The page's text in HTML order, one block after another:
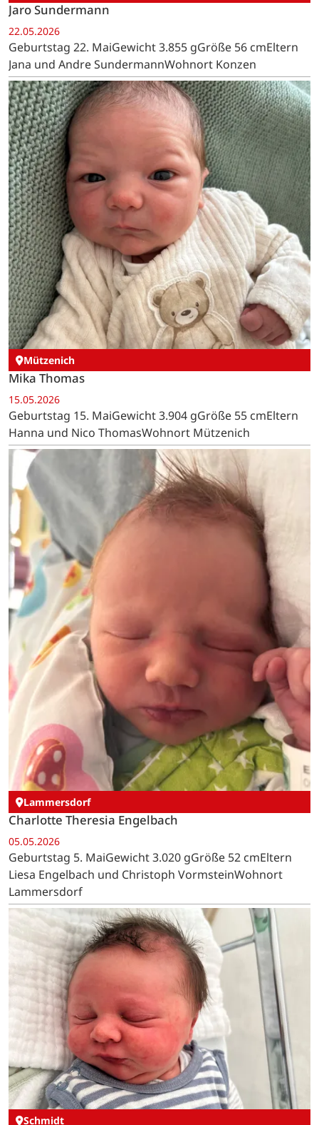
Jaro Sundermann
22.05.2026
Geburtstag 22. MaiGewicht 3.855 gGröße 56 cmEltern
Jana und Andre SundermannWohnort Konzen
Mützenich
Mika Thomas
15.05.2026
Geburtstag 15. MaiGewicht 3.904 gGröße 55 cmEltern
Hanna und Nico ThomasWohnort Mützenich
Lammersdorf
Charlotte Theresia Engelbach
05.05.2026
Geburtstag 5. MaiGewicht 3.020 gGröße 52 cmEltern
Liesa Engelbach und Christoph VormsteinWohnort
Lammersdorf
Schmidt